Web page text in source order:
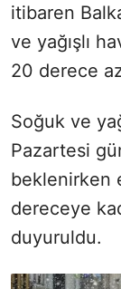
itibaren
ve yağışlı
20 derece
Soğuk ve
Pazartesi
beklenirken
dereceye
duyuruldu.